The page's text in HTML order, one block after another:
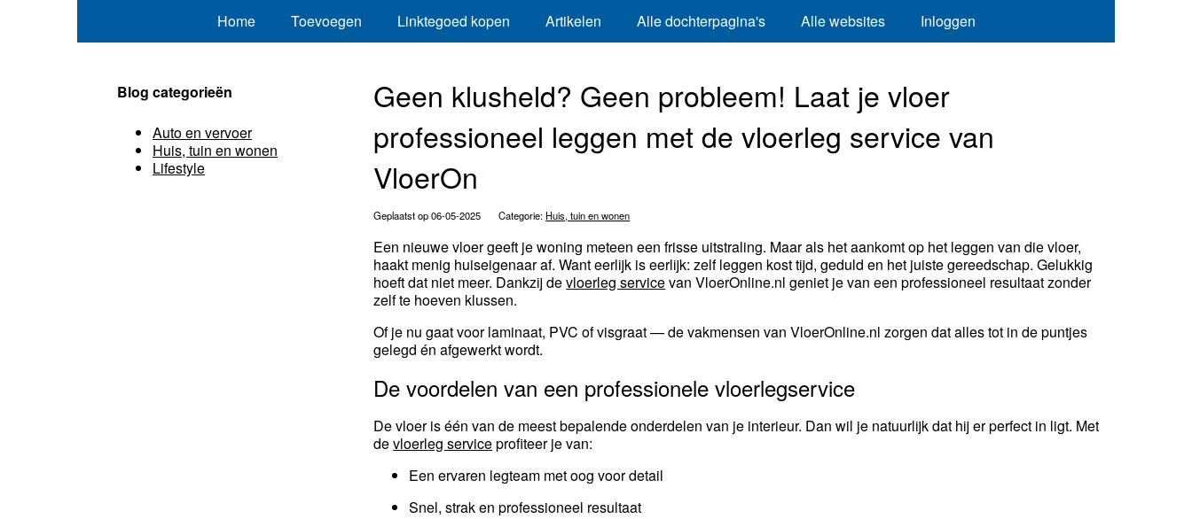
Home Toevoegen Linktegoed kopen Artikelen Alle dochterpagina's Alle websites Inloggen
Geen klusheld? Geen probleem! Laat je vloer
professioneel leggen met de vloerleg service van
VloerOn
Geplaatst op 06-05-2025 Categorie: Huis, tuin en wonen
Een nieuwe vloer geeft je woning meteen een frisse uitstraling. Maar als het aankomt op het leggen van die vloer,
haakt menig huiseigenaar af. Want eerlijk is eerlijk: zelf leggen kost tijd, geduld en het juiste gereedschap. Gelukkig
hoeft dat niet meer. Dankzij devloerleg servicevan VloerOnline.nl geniet je van een professioneel resultaat zonder
zelf te hoeven klussen.
Of je nu gaat voor laminaat, PVC of visgraat — de vakmensen van VloerOnline.nl zorgen dat alles tot in de puntjes
gelegd én afgewerkt wordt.
De voordelen van een professionele vloerlegservice
De vloer is één van de meest bepalende onderdelen van je interieur. Dan wil je natuurlijk dat hij er perfect in ligt. Met
devloerleg serviceprofiteer je van:
Een ervaren legteam met oog voor detail
Snel, strak en professioneel resultaat
Blog categorieën
Auto en vervoer
Huis, tuin en wonen
Lifestyle